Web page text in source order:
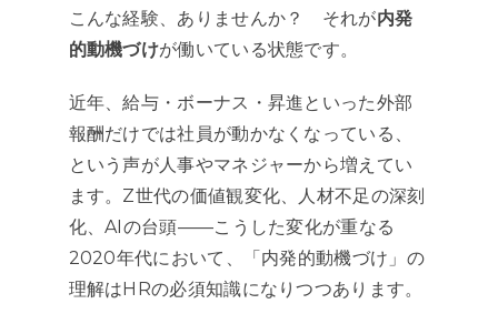
こんな経験、ありませんか？ それが内発
的動機づけが働いている状態です。
近年、給与・ボーナス・昇進といった外部
報酬だけでは社員が動かなくなっている、
という声が人事やマネジャーから増えてい
ます。Z世代の価値観変化、人材不足の深刻
化、AIの台頭——こうした変化が重なる
2020年代において、「内発的動機づけ」の
理解はHRの必須知識になりつつあります。